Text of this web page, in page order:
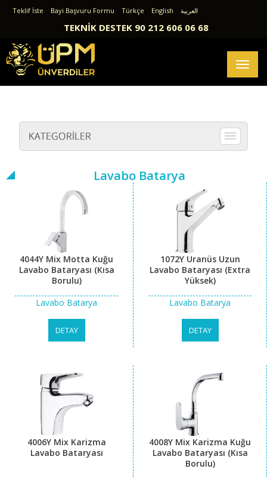
Teklif İste Bayi Başvuru Formu Türkçe English العربية
TEKNİK DESTEK 90 212 606 06 68
Lavabo Batarya
4044Y Mix Motta Kuğu
Lavabo Bataryası (Kısa
Borulu)
Lavabo Batarya
DETAY
1072Y Uranüs Uzun
Lavabo Bataryası (Extra
Yüksek)
Lavabo Batarya
DETAY
4006Y Mix Karizma
Lavabo Bataryası
4008Y Mix Karizma Kuğu
Lavabo Bataryası (Kısa
Borulu)